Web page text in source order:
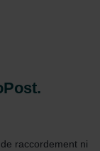
raccordement ni